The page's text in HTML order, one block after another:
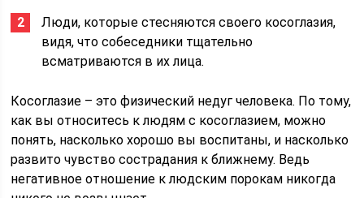
Люди, которые стесняются своего косоглазия,
видя, что собеседники тщательно
всматриваются в их лица.
Косоглазие – это физический недуг человека. По тому,
как вы относитесь к людям с косоглазием, можно
понять, насколько хорошо вы воспитаны, и насколько
развито чувство сострадания к ближнему. Ведь
негативное отношение к людским порокам никогда